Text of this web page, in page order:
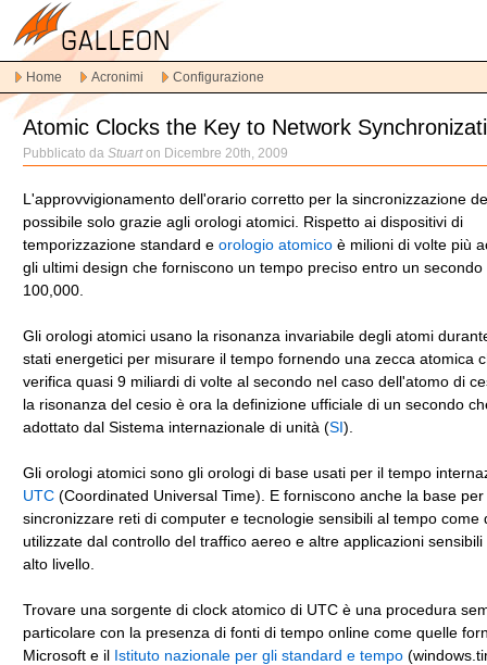
alla
navigazione
principale
Vai
contenuto
principale
contenuto
secondario
Home Acronimi Configurazione
Atomic Clocks the Key to Network
Pubblicato da Stuarton Dicembre 20th, 2009
L'approvvigionamento dell'orario corretto per la sincronizzazione
possibile solo grazie agli orologi atomici. Rispetto ai dispositivi di
temporizzazione standard e orologio atomico è milioni di volte più
gli ultimi design che forniscono un tempo preciso entro un secondo
100,000.
Gli orologi atomici usano la risonanza invariabile degli atomi
stati energetici per misurare il tempo fornendo una zecca atomica
verifica quasi 9 miliardi di volte al secondo nel caso dell'atomo di
la risonanza del cesio è ora la definizione ufficiale di un secondo
adottato dal Sistema internazionale di unità (SI).
Gli orologi atomici sono gli orologi di base usati per il tempo
UTC (Coordinated Universal Time). E forniscono anche la base per
sincronizzare reti di computer e tecnologie sensibili al tempo come
utilizzate dal controllo del traffico aereo e altre applicazioni
alto livello.
Trovare una sorgente di clock atomico di UTC è una procedura
particolare con la presenza di fonti di tempo online come quelle
Microsoft e il Istituto nazionale per gli standard e tempo